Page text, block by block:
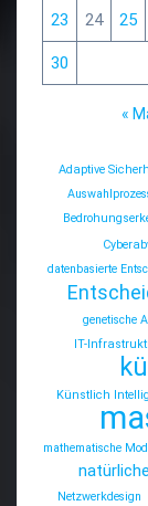
23 24 25
30
«
Adaptive
datenbasierte
genetische
IT-
Künstlich
mathematische
Netzwerkdesign